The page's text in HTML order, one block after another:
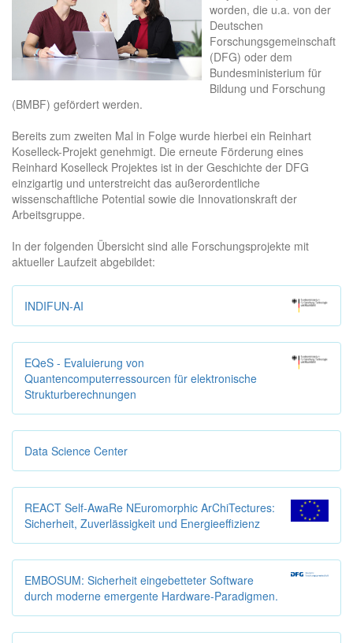
worden, die u.a. von der
Deutschen
Forschungsgemeinschaft
(DFG) oder dem
Bundesministerium für
Bildung und Forschung
(BMBF) gefördert werden.
Bereits zum zweiten Mal in Folge wurde hierbei ein Reinhart
Koselleck-Projekt genehmigt. Die erneute Förderung eines
Reinhard Koselleck Projektes ist in der Geschichte der DFG
einzigartig und unterstreicht das außerordentliche
wissenschaftliche Potential sowie die Innovationskraft der
Arbeitsgruppe.
In der folgenden Übersicht sind alle Forschungsprojekte mit
aktueller Laufzeit abgebildet:
INDIFUN-AI
EQeS - Evaluierung von
Quantencomputerressourcen für elektronische
Strukturberechnungen
Data Science Center
REACT Self-AwaRe NEuromorphic ArChiTectures:
Sicherheit, Zuverlässigkeit und Energieeffizienz
EMBOSUM: Sicherheit eingebetteter Software
durch moderne emergente Hardware-Paradigmen.